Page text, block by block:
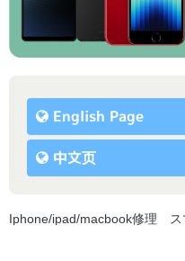
English Page
中文页
Iphone/ipad/macbook修理 ス